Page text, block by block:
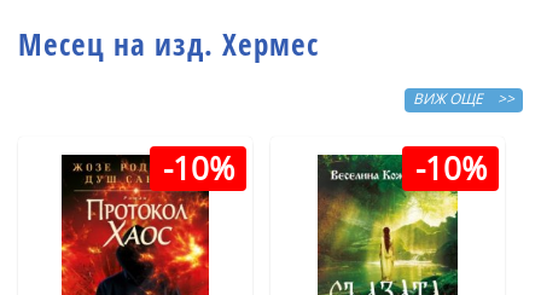
Месец на изд. Хермес
ВИЖ ОЩЕ >>
-10% -10%